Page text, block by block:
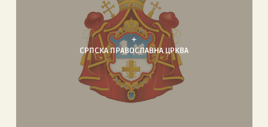
+
СРПСКА ПРАВОСЛАВНА ЦРКВА